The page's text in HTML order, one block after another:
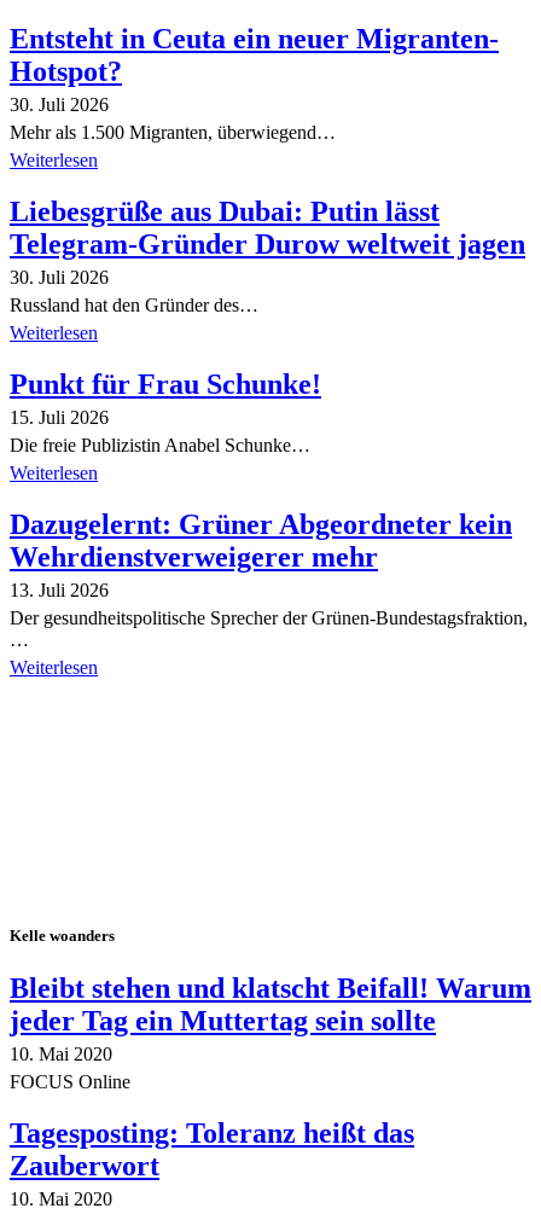
Entsteht in Ceuta ein neuer Migranten-
Hotspot?
30. Juli 2026
Mehr als 1.500 Migranten, überwiegend…
Weiterlesen
Liebesgrüße aus Dubai: Putin lässt
Telegram-Gründer Durow weltweit jagen
30. Juli 2026
Russland hat den Gründer des…
Weiterlesen
Punkt für Frau Schunke!
15. Juli 2026
Die freie Publizistin Anabel Schunke…
Weiterlesen
Dazugelernt: Grüner Abgeordneter kein
Wehrdienstverweigerer mehr
13. Juli 2026
Der gesundheitspolitische Sprecher der Grünen-Bundestagsfraktion,
…
Weiterlesen
Kelle woanders
Bleibt stehen und klatscht Beifall! Warum
jeder Tag ein Muttertag sein sollte
10. Mai 2020
FOCUS Online
Tagesposting: Toleranz heißt das
Zauberwort
10. Mai 2020